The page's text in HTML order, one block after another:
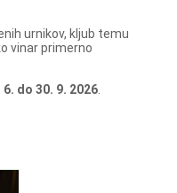
urnikov, kljub temu
vinar primerno
6. do 30. 9. 2026.